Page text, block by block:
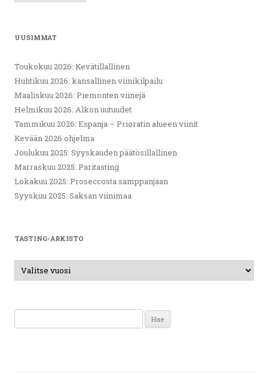
UUSIMMAT
Toukokuu 2026: Kevätillallinen
Huhtikuu 2026: kansallinen viinikilpailu
Maaliskuu 2026: Piemonten viinejä
Helmikuu 2026: Alkon uutuudet
Tammikuu 2026: Espanja – Prioratin alueen viinit
Kevään 2026 ohjelma
Joulukuu 2025: Syyskauden päätösillallinen
Marraskuu 2025: Paritasting
Lokakuu 2025: Proseccosta samppanjaan
Syyskuu 2025: Saksan viinimaa
TASTING-ARKISTO